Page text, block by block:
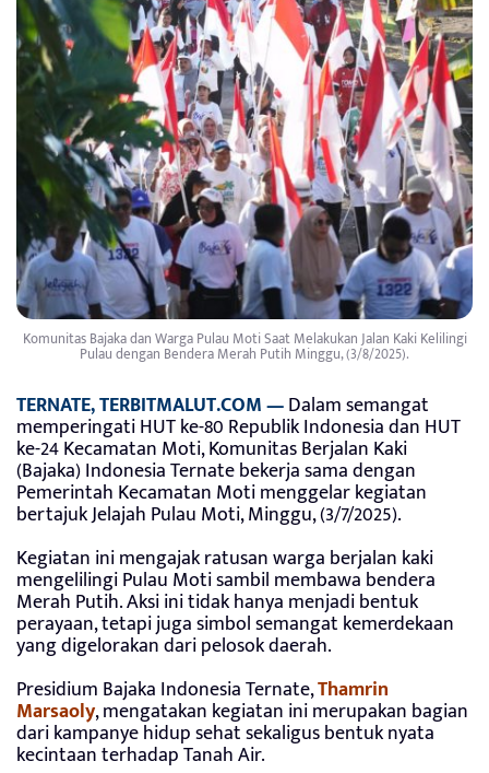
Komunitas Bajaka dan Warga Pulau Moti Saat Melakukan Jalan Kaki Kelilingi
Pulau dengan Bendera Merah Putih Minggu, (3/8/2025).
TERNATE, TERBITMALUT.COM —Dalam semangat
memperingati HUT ke-80 Republik Indonesia dan HUT
ke-24 Kecamatan Moti, Komunitas Berjalan Kaki
(Bajaka) Indonesia Ternate bekerja sama dengan
Pemerintah Kecamatan Moti menggelar kegiatan
bertajuk Jelajah Pulau Moti, Minggu, (3/7/2025).
Kegiatan ini mengajak ratusan warga berjalan kaki
mengelilingi Pulau Moti sambil membawa bendera
Merah Putih. Aksi ini tidak hanya menjadi bentuk
perayaan, tetapi juga simbol semangat kemerdekaan
yang digelorakan dari pelosok daerah.
Presidium Bajaka Indonesia Ternate,Thamrin
Marsaoly, mengatakan kegiatan ini merupakan bagian
dari kampanye hidup sehat sekaligus bentuk nyata
kecintaan terhadap Tanah Air.